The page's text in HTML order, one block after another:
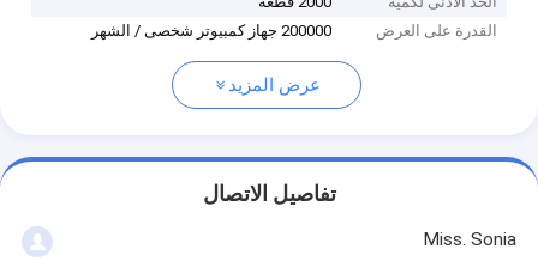
القدرة على العرض
200000 جهاز كمبيوتر شخصى / الشهر
عرض المزيد
تفاصيل الاتصال
Miss. Sonia